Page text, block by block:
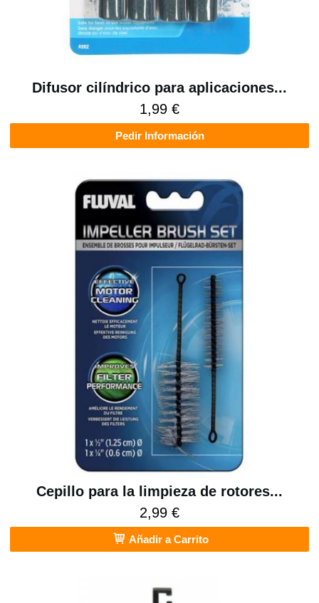
Difusor cilíndrico para aplicaciones...
1,99 €
Pedir Información
Cepillo para la limpieza de rotores...
2,99 €
Añadir a Carrito